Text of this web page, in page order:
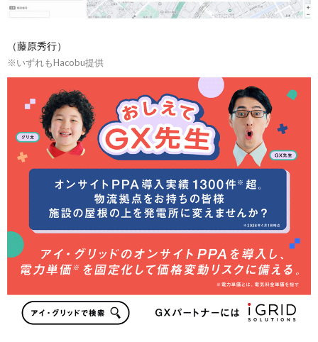
（藤原秀行）
※いずれもHacobu提供